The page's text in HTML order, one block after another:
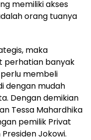
memiliki akses
orang tuanya
maka
perhatian banyak
membeli
dengan mudah
Dengan demikian
Tessa Mahardhika
pemilik Privat
Jokowi.